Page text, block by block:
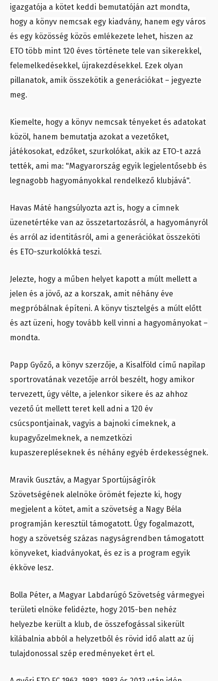
igazgatója a kötet keddi bemutatóján azt mondta,
hogy a könyv nemcsak egy kiadvány, hanem egy város
és egy közösség közös emlékezete lehet, hiszen az
ETO több mint 120 éves története tele van sikerekkel,
felemelkedésekkel, újrakezdésekkel. Ezek olyan
pillanatok, amik összekötik a generációkat – jegyezte
meg.
Kiemelte, hogy a könyv nemcsak tényeket és adatokat
közöl, hanem bemutatja azokat a vezetőket,
játékosokat, edzőket, szurkolókat, akik az ETO-t azzá
tették, ami ma: "Magyarország egyik legjelentősebb és
legnagobb hagyományokkal rendelkező klubjává".
Havas Máté hangsúlyozta azt is, hogy a címnek
üzenetértéke van az összetartozásról, a hagyományról
és arról az identitásról, ami a generációkat összeköti
és ETO-szurkolókká teszi.
Jelezte, hogy a műben helyet kapott a múlt mellett a
jelen és a jövő, az a korszak, amit néhány éve
megpróbálnak építeni. A könyv tisztelgés a múlt előtt
és azt üzeni, hogy tovább kell vinni a hagyományokat –
mondta.
Papp Győző, a könyv szerzője, a Kisalföld című napilap
sportrovatának vezetője arról beszélt, hogy amikor
tervezett, úgy vélte, a jelenkor sikere és az ahhoz
vezető út mellett teret kell adni a 120 év
csúcspontjainak, vagyis a bajnoki címeknek, a
kupagyőzelmeknek, a nemzetközi
kupaszerepléseknek és néhány egyéb érdekességnek.
Mravik Gusztáv, a Magyar Sportújságírók
Szövetségének alelnöke örömét fejezte ki, hogy
megjelent a kötet, amit a szövetség a Nagy Béla
programján keresztül támogatott. Úgy fogalmazott,
hogy a szövetség százas nagyságrendben támogatott
könyveket, kiadványokat, és ez is a program egyik
ékköve lesz.
Bolla Péter, a Magyar Labdarúgó Szövetség vármegyei
területi elnöke felidézte, hogy 2015-ben nehéz
helyezbe került a klub, de összefogással sikerült
kilábalnia abból a helyzetből és rövid idő alatt az új
tulajdonossal szép eredményeket ért el.